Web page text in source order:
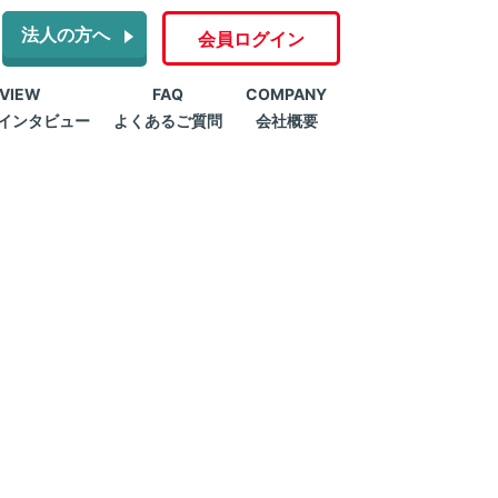
法人の方へ 会員ログイン
ンタビュー
FAQ
よくあるご質問
COMPANY
会社概要